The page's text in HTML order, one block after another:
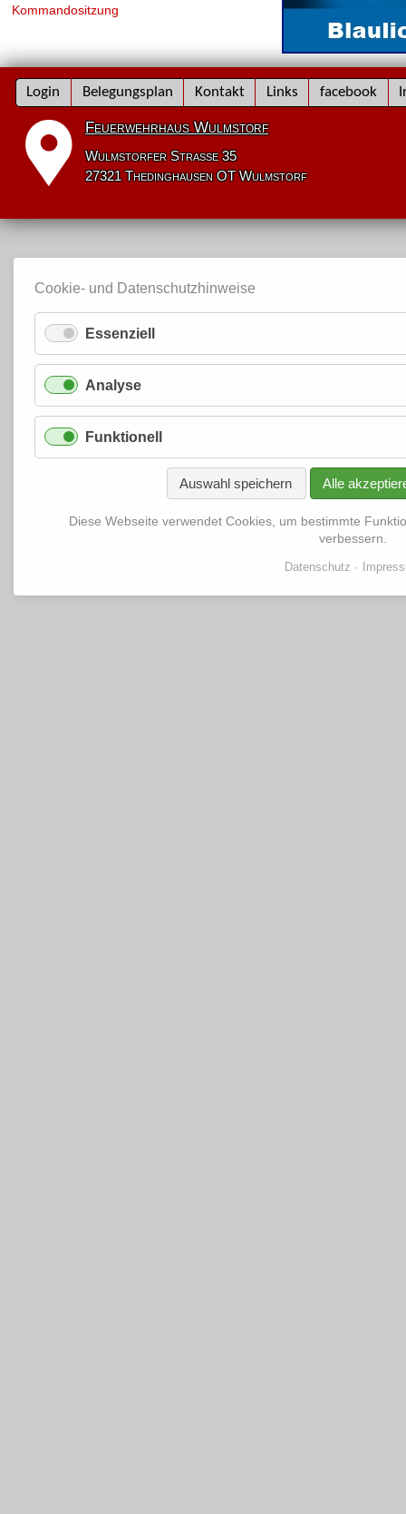
Kommandositzung
Navigation
überspringen
Login Belegungsplan Kontakt Links facebook
Feuerwehrhaus Wulmstorf
Wulmstorfer Straße 35
27321 Thedinghausen OT Wulmstorf
Cookie- und Datenschutzhinweise
Essenziell
Analyse
Funktionell
Auswahl speichern Alle
Diese Webseite verwendet Cookies, um bestimmte
verbessern.
Datenschutz